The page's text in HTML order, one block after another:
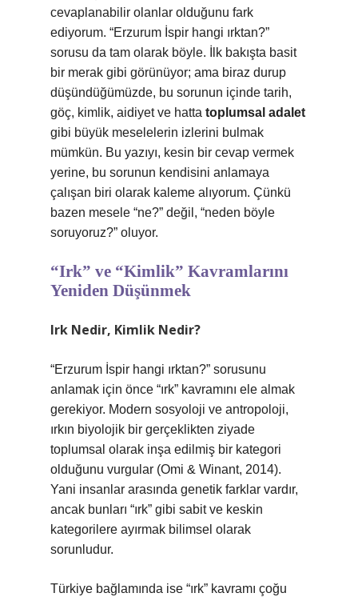
cevaplanabilir olanlar olduğunu fark
ediyorum. “Erzurum İspir hangi ırktan?”
sorusu da tam olarak böyle. İlk bakışta basit
bir merak gibi görünüyor; ama biraz durup
düşündüğümüzde, bu sorunun içinde tarih,
göç, kimlik, aidiyet ve hatta toplumsal adalet
gibi büyük meselelerin izlerini bulmak
mümkün. Bu yazıyı, kesin bir cevap vermek
yerine, bu sorunun kendisini anlamaya
çalışan biri olarak kaleme alıyorum. Çünkü
bazen mesele “ne?” değil, “neden böyle
soruyoruz?” oluyor.
“Irk” ve “Kimlik” Kavramlarını
Yeniden Düşünmek
Irk Nedir, Kimlik Nedir?
“Erzurum İspir hangi ırktan?” sorusunu
anlamak için önce “ırk” kavramını ele almak
gerekiyor. Modern sosyoloji ve antropoloji,
ırkın biyolojik bir gerçeklikten ziyade
toplumsal olarak inşa edilmiş bir kategori
olduğunu vurgular (Omi & Winant, 2014).
Yani insanlar arasında genetik farklar vardır,
ancak bunları “ırk” gibi sabit ve keskin
kategorilere ayırmak bilimsel olarak
sorunludur.
Türkiye bağlamında ise “ırk” kavramı çoğu